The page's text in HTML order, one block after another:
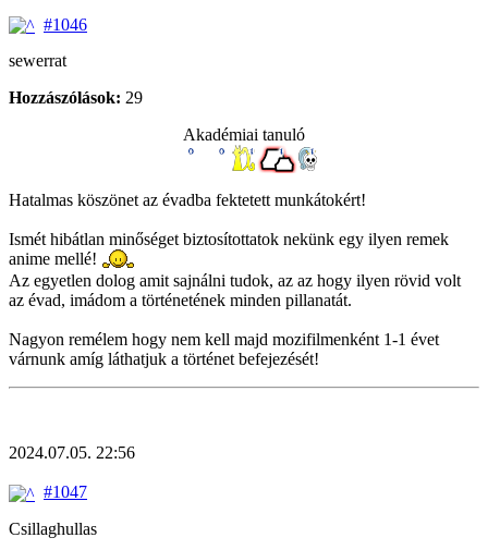
#1046
sewerrat
Hozzászólások: 29
Akadémiai tanuló
Hatalmas köszönet az évadba fektetett munkátokért!
Ismét hibátlan minőséget biztosítottatok nekünk egy ilyen remek
anime mellé!
Az egyetlen dolog amit sajnálni tudok, az az hogy ilyen rövid volt
az évad, imádom a történetének minden pillanatát.
Nagyon remélem hogy nem kell majd mozifilmenként 1-1 évet
várnunk amíg láthatjuk a történet befejezését!
2024.07.05. 22:56
#1047
Csillaghullas